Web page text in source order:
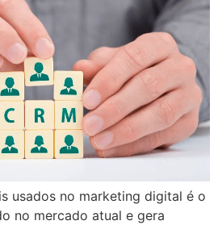
usados no marketing digital é o
no mercado atual e gera